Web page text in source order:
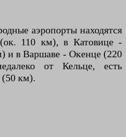
аэропорты находятся
110 км), в Катовице -
и в Варшаве - Окенце (220
от Кельце, есть
(50 км).